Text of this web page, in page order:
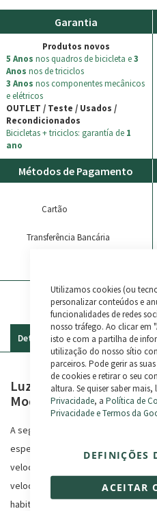
Utilizamos cookies (ou
personalizar conteúdos e
funcionalidades de redes
nosso tráfego. Ao clicar em
isto e com a partilha de
utilização do nosso sítio
parceiros. Pode gerir as
de cookies e retirar o seu
altura. Se quiser saber mais,
Privacidade, a Política de
Privacidade e Termos da
ACEITAR
DEFINIÇÕES
Garantia
Produtos novos
5 Anos nos quadros de bicicleta e3
Anos nos de triciclos
3 Anos nos componentes mecânicos
e elétricos
OUTLET / Teste / Usados /
Recondicionados
Bicicletas + triciclos: garantía de 1
ano
Métodos de Pagamento
Cartão
Transferência Bancária
Detalhes
Luz de travão LED para
Modelo Leadbike LD43
A segurança é uma prioridade
especialmente se andar numa
velocidades mais elevadas do que
velocidades a que os outros
habituados.
Avaliações